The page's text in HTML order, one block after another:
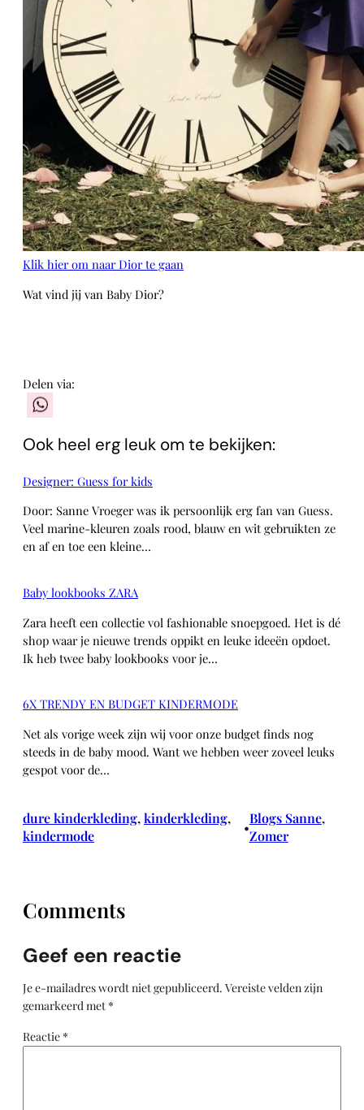
Klik hier om naar Dior te gaan
Wat vind jij van Baby Dior?
Delen via:
Ook heel erg leuk om te bekijken:
Designer: Guess for kids
Door: Sanne Vroeger was ik persoonlijk erg fan van Guess.
Veel marine-kleuren zoals rood, blauw en wit gebruikten ze
en af en toe een kleine…
Baby lookbooks ZARA
Zara heeft een collectie vol fashionable snoepgoed. Het is dé
shop waar je nieuwe trends oppikt en leuke ideeën opdoet.
Ik heb twee baby lookbooks voor je…
6X TRENDY EN BUDGET KINDERMODE
Net als vorige week zijn wij voor onze budget finds nog
steeds in de baby mood. Want we hebben weer zoveel leuks
gespot voor de…
dure kinderkleding, kinderkleding
kindermode
•
Blogs Sanne,
Zomer
Comments
Geef een reactie
Je e-mailadres wordt niet gepubliceerd. Vereiste velden zijn
gemarkeerd met *
Reactie *